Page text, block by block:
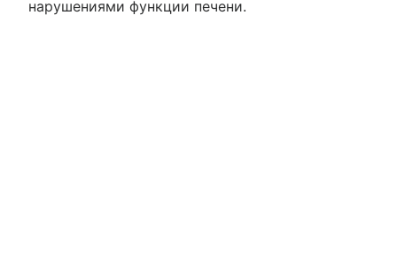
нарушениями функции печени.